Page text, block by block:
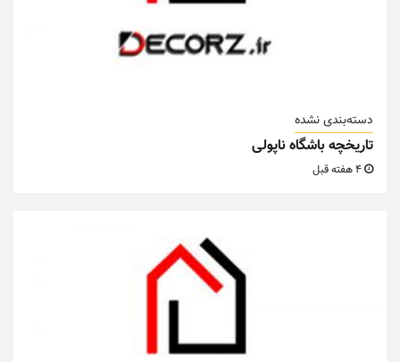
دسته‌بندی نشده
تاریخچه باشگاه ناپولی